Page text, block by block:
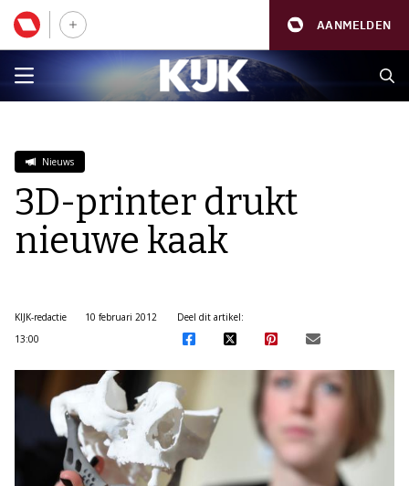
AANMELDEN
Nieuws
3D-printer drukt
nieuwe kaak
KIJK-redactie
10 februari 2012
13:00
Deel dit artikel: